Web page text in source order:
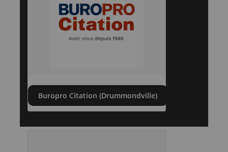
Buropro Citation (Drummondville)